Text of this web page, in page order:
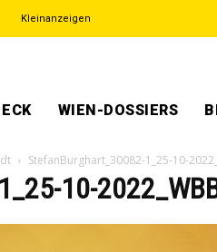
Kleinanzeigen
WIEN-DOSSIERS
StefanBurghart_30082-1_25-10-
10-